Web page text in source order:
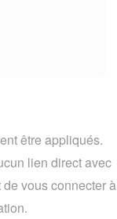
être appliqués.
lien direct avec
vous connecter à